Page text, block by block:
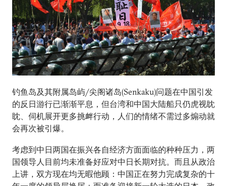
钓鱼岛及其附属岛屿/尖阁诸岛(Senkaku)问题在中国引发
的反日游行已渐渐平息，但台湾和中国大陆船只仍虎视眈
眈、伺机展开更多挑衅行动，人们的情绪不需过多煽动就
会再次被引爆。
考虑到中日两国在振兴各自经济方面面临的种种压力，两
国领导人目前均未准备好应对中日长期对抗。而且从政治
上讲，双方现在均无暇他顾：中国正在努力完成复杂的十